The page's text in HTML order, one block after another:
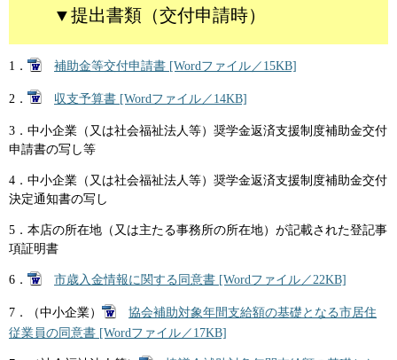
▼提出書類（交付申請時）
1． 補助金等交付申請書 [Wordファイル／15KB]
2． 収支予算書 [Wordファイル／14KB]
3．中小企業（又は社会福祉法人等）奨学金返済支援制度補助金交付
申請書の写し等
4．中小企業（又は社会福祉法人等）奨学金返済支援制度補助金交付
決定通知書の写し
5．本店の所在地（又は主たる事務所の所在地）が記載された登記事
項証明書
6． 市歳入金情報に関する同意書 [Wordファイル／22KB]
7．（中小企業）
協会補助対象年間支給額の基礎となる市居住
従業員の同意書 [Wordファイル／17KB]